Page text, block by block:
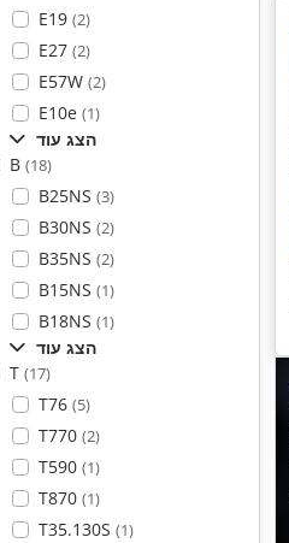
E19 (2)
E27 (2)
E57W (2)
E10e (1)
הצג עוד
B (18)
B25NS (3)
B30NS (2)
B35NS (2)
B15NS (1)
B18NS (1)
הצג עוד
T (17)
T76 (5)
T770 (2)
T590 (1)
T870 (1)
T35.130S (1)